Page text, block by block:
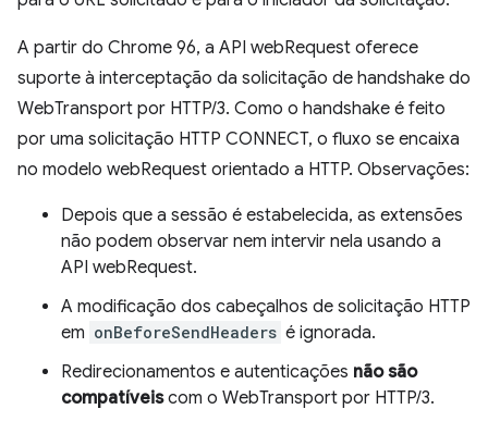
A partir do Chrome 96, a API webRequest oferece
suporte à interceptação da solicitação de handshake do
WebTransport por HTTP/3. Como o handshake é feito
por uma solicitação HTTP CONNECT, o fluxo se encaixa
no modelo webRequest orientado a HTTP. Observações:
Depois que a sessão é estabelecida, as extensões
não podem observar nem intervir nela usando a
API webRequest.
A modificação dos cabeçalhos de solicitação HTTP
em onBeforeSendHeaders é ignorada.
Redirecionamentos e autenticações não são
compatíveiscom o WebTransport por HTTP/3.